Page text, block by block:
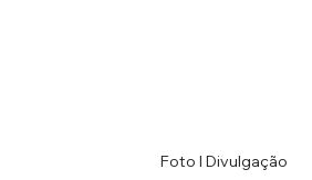
Foto I Divulgação